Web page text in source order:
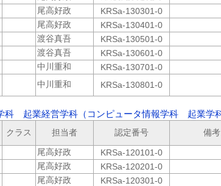
尾高好政
KRSa-130301-0
尾高好政
KRSa-130401-0
渡谷真吾
KRSa-130501-0
渡谷真吾
KRSa-130601-0
中川重和
KRSa-130701-0
中川重和 KRSa-130801-0
科 起業経営学科（コンピュータ情報学科 起業
クラス 担当者 認定番号 備
尾高好政
KRSa-120101-0
尾高好政
KRSa-120201-0
尾高好政
KRSa-120301-0